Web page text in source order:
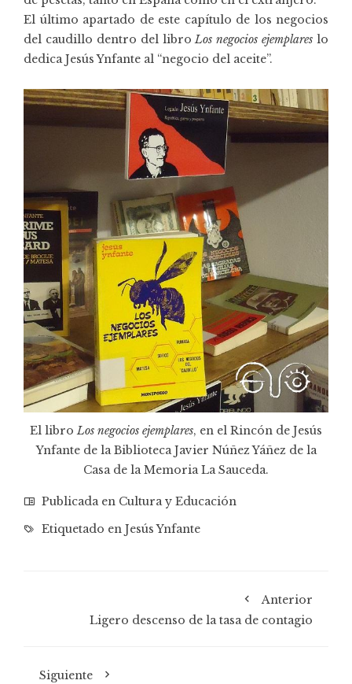
El último apartado de este capítulo de los negocios
del caudillo dentro del libro Los negocios ejemplares lo
dedica Jesús Ynfante al “negocio del aceite”.
El libroLos negocios ejemplares, en el Rincón de Jesús
Ynfante de la Biblioteca Javier Núñez Yáñez de la
Casa de la Memoria La Sauceda.
Publicada en Cultura y Educación
Etiquetado en Jesús Ynfante
Anterior
Ligero descenso de la tasa de contagio
Siguiente